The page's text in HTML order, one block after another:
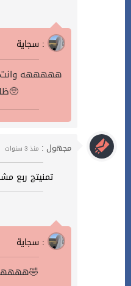
سجاية :
هههههه وانت
ظلم اني فقيرررةة🥺
مجهول : منذ 3 سنوات
تمنيتچ ربع
سجاية :
هههههه خرب ببليسج هدو🤣